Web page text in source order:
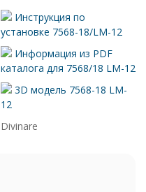
Инструкция по
установке 7568-18/LM-12
Информация из PDF
каталога для 7568/18 LM-12
3D модель 7568-18 LM-
12
Divinare